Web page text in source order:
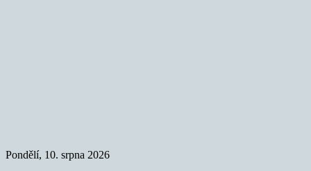
Pondělí, 10. srpna 2026